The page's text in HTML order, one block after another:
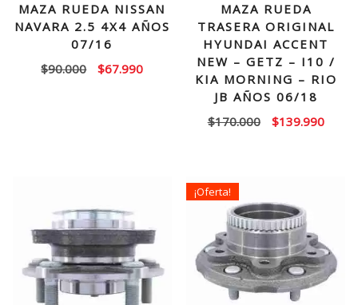
MAZA RUEDA NISSAN
NAVARA 2.5 4X4 AÑOS
07/16
$90.000
El
$67.990El
MAZA RUEDA
TRASERA ORIGINAL
HYUNDAI ACCENT
NEW – GETZ – I10 /
KIA MORNING – RIO
JB AÑOS 06/18
$170.000
El
$139.990El
¡Oferta!